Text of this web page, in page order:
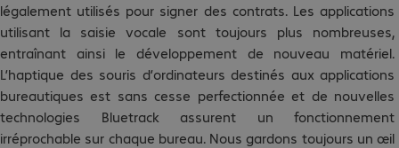
légalement utilisés pour signer des contrats. Les applications
utilisant la saisie vocale sont toujours plus nombreuses,
entraînant ainsi le développement de nouveau matériel.
L’haptique des souris d’ordinateurs destinés aux applications
bureautiques est sans cesse perfectionnée et de nouvelles
technologies Bluetrack assurent un fonctionnement
irréprochable sur chaque bureau. Nous gardons toujours un œil